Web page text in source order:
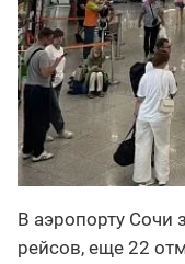
В аэропорту Сочи
рейсов, еще 22